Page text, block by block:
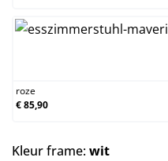
roze
€ 85,90
Kleur frame:witselect